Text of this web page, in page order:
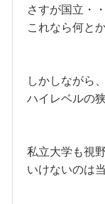
さすが国立・
これなら何と
しかしながら
ハイレベルの
私立大学も視
いけないのは